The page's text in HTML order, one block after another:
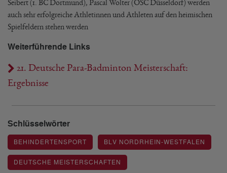
Seibert (1. BC Dortmund), Pascal Wolter (OSC Düsseldorf) werden
auch sehr erfolgreiche Athletinnen und Athleten auf den heimischen
Spielfeldern stehen werden
Weiterführende Links
21. Deutsche Para-Badminton Meisterschaft:
Ergebnisse
Schlüsselwörter
BEHINDERTENSPORT BLV NORDRHEIN-WESTFALEN
DEUTSCHE MEISTERSCHAFTEN